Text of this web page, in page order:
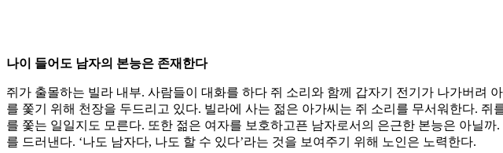
나이 들어도 남자의 본능은 존재한다
쥐가 출몰하는 빌라 내부. 사람들이 대화를 하다 쥐 소리와 함께 갑자기 전기가 나가버려
를 쫓기 위해 천장을 두드리고 있다. 빌라에 사는 젊은 아가씨는 쥐 소리를 무서워한다.
를 쫓는 일일지도 모른다. 또한 젊은 여자를 보호하고픈 남자로서의 은근한 본능은 아닐
를 드러낸다. ‘나도 남자다, 나도 할 수 있다’라는 것을 보여주기 위해 노인은 노력한다.